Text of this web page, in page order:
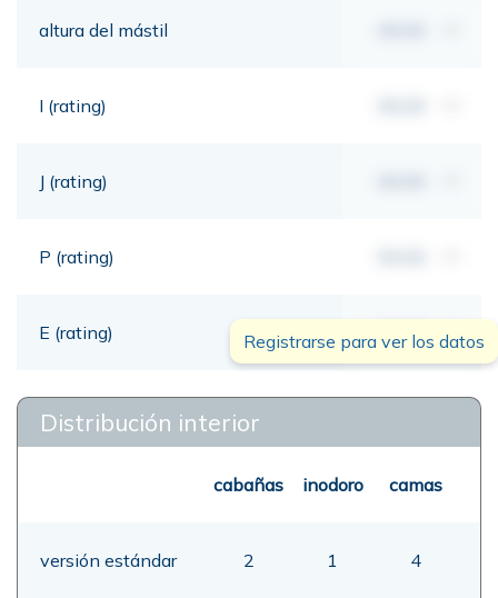
altura del mástil
I (rating)
J (rating)
P (rating)
E (rating) 00,00 mt
Registrarse para ver los datos
Distribución interior
cabañas inodoro camas
versión estándar 2 1 4